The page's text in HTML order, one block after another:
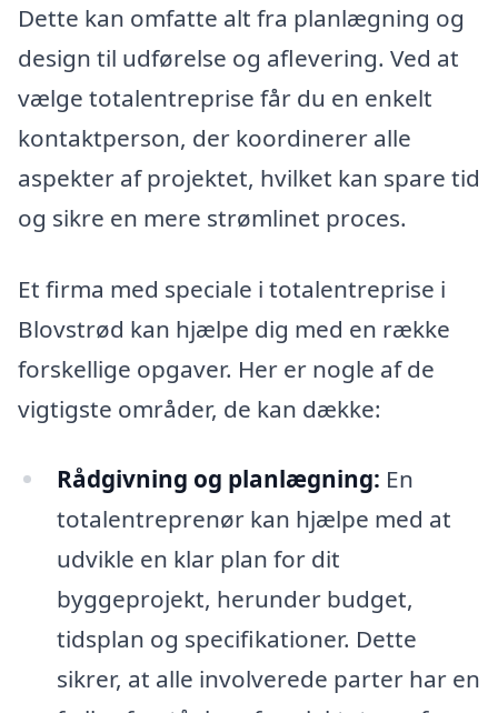
Dette kan omfatte alt fra planlægning og
design til udførelse og aflevering. Ved at
vælge totalentreprise får du en enkelt
kontaktperson, der koordinerer alle
aspekter af projektet, hvilket kan spare tid
og sikre en mere strømlinet proces.
Et firma med speciale i totalentreprise i
Blovstrød kan hjælpe dig med en række
forskellige opgaver. Her er nogle af de
vigtigste områder, de kan dække:
Rådgivning og planlægning: En
totalentreprenør kan hjælpe med at
udvikle en klar plan for dit
byggeprojekt, herunder budget,
tidsplan og specifikationer. Dette
sikrer, at alle involverede parter har en